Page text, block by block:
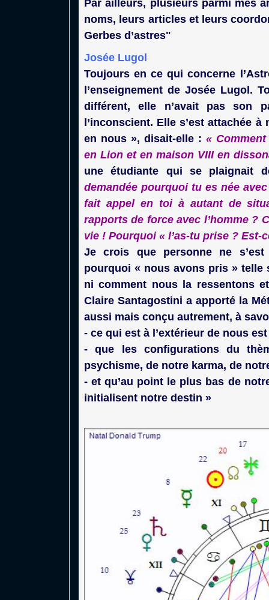
Par ailleurs, plusieurs parmi mes
noms, leurs articles et leurs
Gerbes d’astres"
Josée Lugol
Toujours en ce qui concerne
l’enseignement de Josée Lugol.
différent, elle n’avait pas son
l’inconscient. Elle s’est attachée
en nous », disait-elle : «
en Lion et en maison VIII en
une étudiante qui se plaignait
demandée pourquoi tu es née
fait appel en toi à autant de
rapports de force avec l’homme ?
vie ! Pourquoi « l’as-tu prise ?
Je crois que personne ne s’est
pourquoi « nous avons pris » telle
ni comment nous la ressentons
Claire Santagostini a apporté la
aussi mais conçu autrement, à
- ce qui est à l’extérieur de nous
- que les configurations du
psychisme, de notre karma, de
- et qu’au point le plus bas de
initialisent notre destin »